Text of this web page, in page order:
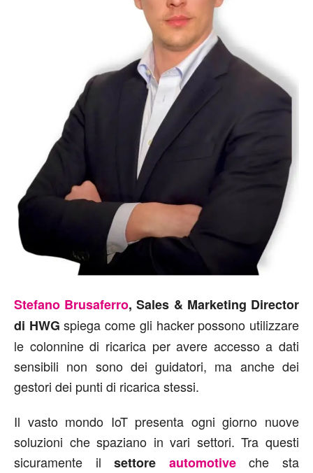
Stefano Brusaferro, Sales & Marketing Director
di HWGspiega come gli hacker possono utilizzare
le colonnine di ricarica per avere accesso a dati
sensibili non sono dei guidatori, ma anche dei
gestori dei punti di ricarica stessi.
Il vasto mondo IoT presenta ogni giorno nuove
soluzioni che spaziano in vari settori. Tra questi
sicuramente ilsettore automotiveche sta